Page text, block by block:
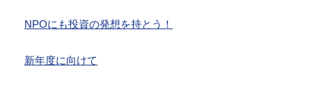
NPOにも投資の発想を持とう！
新年度に向けて